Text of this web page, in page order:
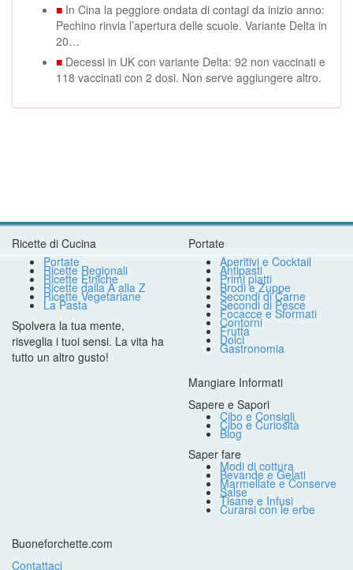
■ In Cina la peggiore ondata di contagi da inizio anno:
Pechino rinvia l’apertura delle scuole. Variante Delta in
20…
■ Decessi in UK con variante Delta: 92 non vaccinati e
118 vaccinati con 2 dosi. Non serve aggiungere altro.
Ricette di Cucina
Portate
Ricette Regionali
Ricette Etniche
Ricette dalla A alla Z
Ricette Vegetariane
La Pasta
Spolvera la tua mente,
risveglia i tuoi sensi. La vita ha
tutto un altro gusto!
Portate
Aperitivi e Cocktail
Antipasti
Primi piatti
Brodi e Zuppe
Secondi di Carne
Secondi di Pesce
Focacce e Sformati
Contorni
Frutta
Dolci
Gastronomia
Mangiare Informati
Sapere e Sapori
Cibo e Consigli
Cibo e Curiosità
Blog
Saper fare
Modi di cottura
Bevande e Gelati
Marmellate e Conserve
Salse
Tisane e Infusi
Curarsi con le erbe
Buoneforchette.com
Contattaci